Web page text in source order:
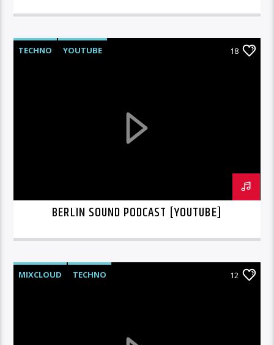
TECHNO YOUTUBE 18
BERLIN SOUND PODCAST [YOUTUBE]
MIXCLOUD TECHNO 12